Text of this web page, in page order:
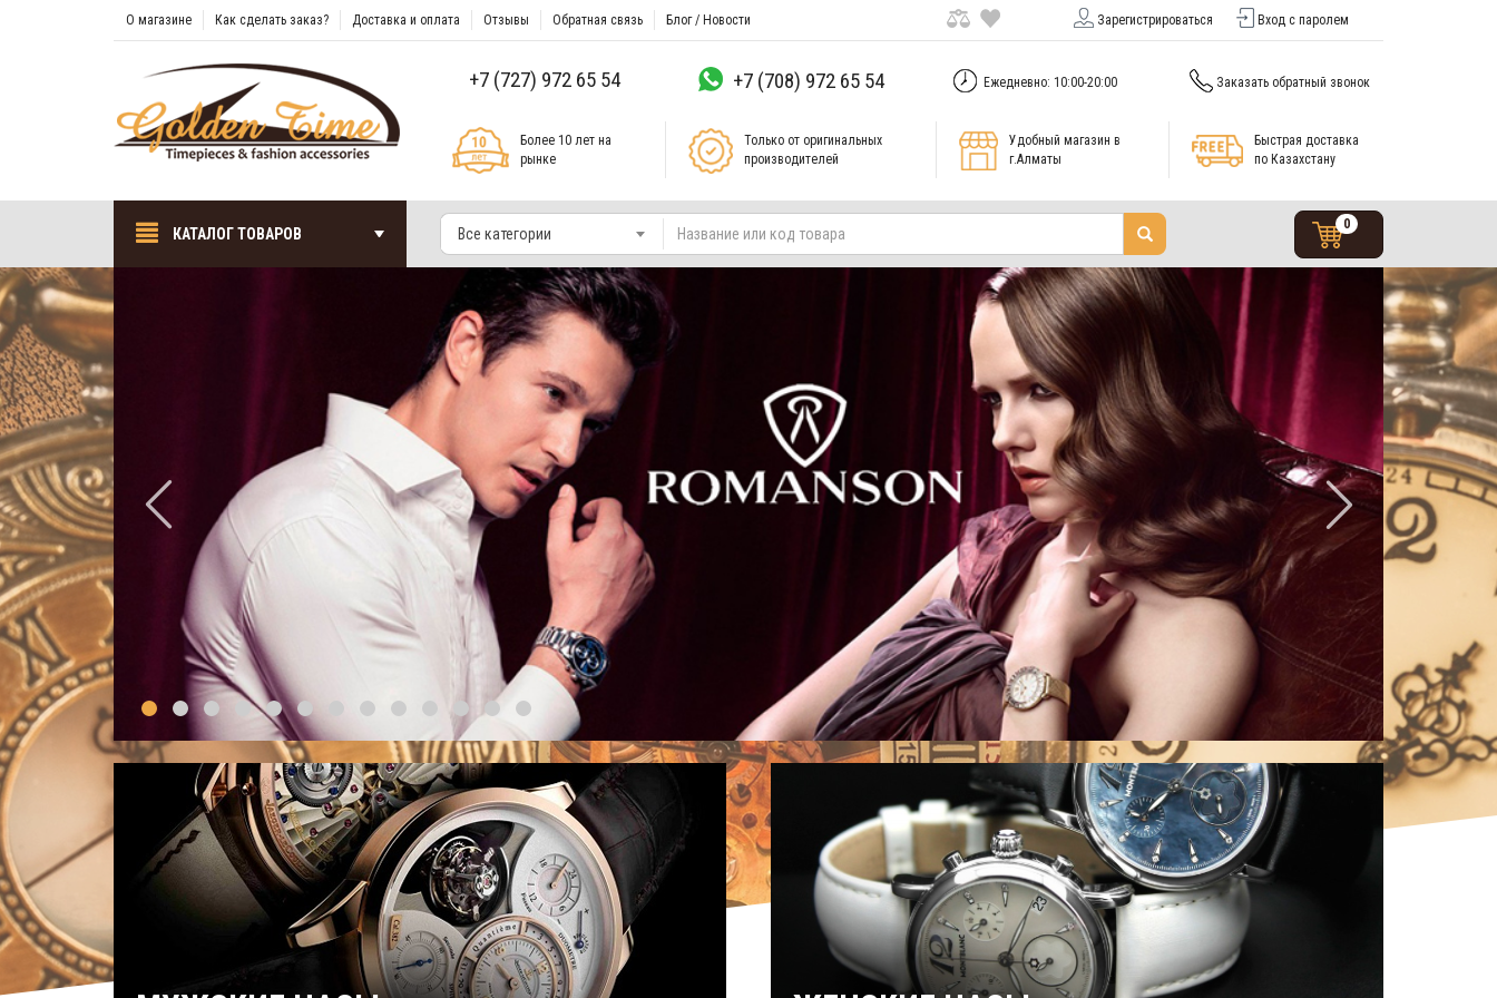
О магазине Как сделать заказ? Доставка и оплата Отзывы Обратная связь Блог / Новости Зарегистрироваться Вход с паролем
+7 (727) 972 65 54 +7 (708) 972 65 54 Ежедневно: 10:00-20:00 Заказать обратный звонок
Более 10 лет на
рынке
Только от оригинальных
производителей
Удобный магазин в
г.Алматы
Быстрая доставка
по Казахстану
КАТАЛОГ ТОВАРОВ Все категории
0